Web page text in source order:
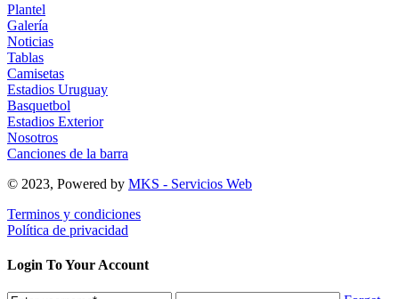
Plantel
Galería
Noticias
Tablas
Camisetas
Estadios Uruguay
Basquetbol
Estadios Exterior
Nosotros
Canciones de la barra
© 2023, Powered by MKS - Servicios Web
Terminos y condiciones
Política de privacidad
Login To Your Account